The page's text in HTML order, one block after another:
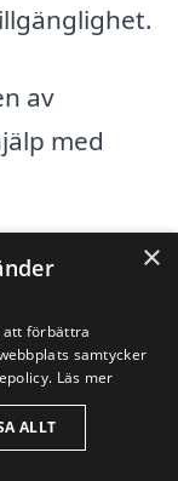
av
med
×
att förbättra
samtycker
Läs mer
ALLT